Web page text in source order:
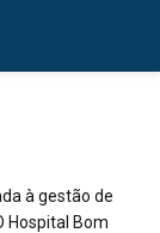
à gestão de
Hospital Bom